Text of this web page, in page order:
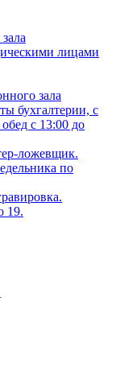
лицами
зала
бухгалтерии, с
с 13:00 до
ложевщик.
по
19.